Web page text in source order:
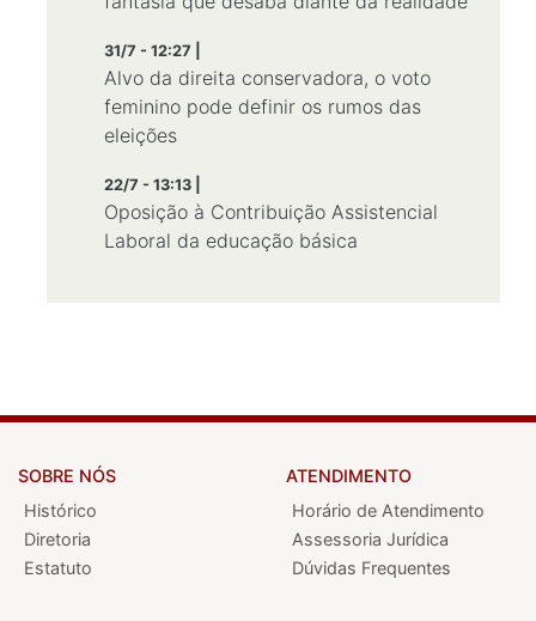
31/7 - 12:27 |
Alvo da direita conservadora, o voto
feminino pode definir os rumos das
eleições
22/7 - 13:13 |
Oposição à Contribuição Assistencial
Laboral da educação básica
SOBRE NÓS
Histórico
Diretoria
Estatuto
ATENDIMENTO
Horário de Atendimento
Assessoria Jurídica
Dúvidas Frequentes